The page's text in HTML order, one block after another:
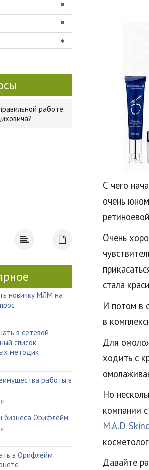
работе
новичку МЛМ на
в сетевой
список
методик
работы в
бизнеса Орифлейм
в Орифлейм
С чего
очень
Очень
стала
И потом в
в
Для
ходить с
Но
компании
M.A.D.
Давайте